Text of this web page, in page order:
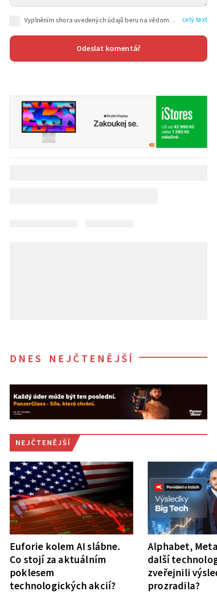
Vyplněním shora uvedených údajů beru na vědomí, že společnost TEXT FACTORY s.r.o., sídlem Brno, Durďákova 336/29, Černá Pole, PSČ: 613 00, IČ: 06157831, zapsané u Krajského soudu v Brně, oddíl C, vložka 100399, bude zpracovávat mé osobní údaje uvedené v rámci mnou vyplněného registračního formuláře na základě oprávněných zájmů TEXT FACTORY s.r.o. dle čl. 6 odst. 1 písm. f) GDPR a pro splnění právních povinností (čl. 6 odst. 1 písm. c) GDPR), a to pro tyto účely: nezbytnost zajistit oprávnění návštěvníka webových stránek provozovaných společností TEXT FACTORY s.r.o. přispívat aktivně ke zveřejněným článkům nebo v rámci diskusních fór a výkon práv TEXT FACTORY s.r.o. jako administrátora těchto diskusních fór. Více informací o zpracování osobních údajů a právech lze nalézt v celý text
DNES NEJČTENĚJŠÍ
NEJČTENĚJŠÍ
Euforie kolem AI slábne.
Co stojí za aktuálním
poklesem
technologických akcií?
Alphabet,
další
zveřejnili
prozradila?